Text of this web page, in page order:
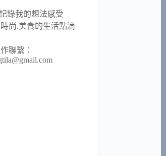
錄我的想法感受
尚.美食的生活點滴
聯繫：